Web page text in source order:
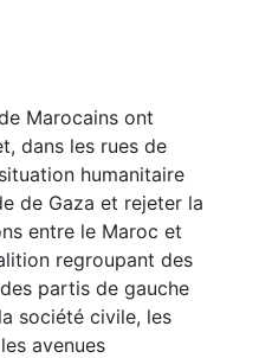
Marocains ont
dans les rues de
humanitaire
de Gaza et rejeter la
entre le Maroc et
regroupant des
partis de gauche
société civile, les
avenues